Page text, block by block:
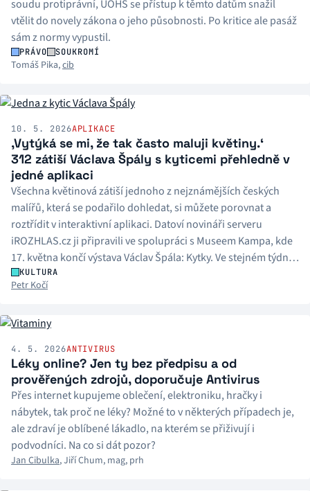
soudu protiprávní, ÚOHS se přístup k těmto datům snažil
vtělit do novely zákona o jeho působnosti. Po kritice ale pasáž
sám z normy vypustil.
PRÁVO SOUKROMÍ
Tomáš Pika,cib
10. 5. 2026APLIKACE
‚Vytýká se mi, že tak často maluji květiny.‘
312 zátiší Václava Špály s kyticemi přehledně v
jedné aplikaci
Všechna květinová zátiší jednoho z nejznámějších českých
malířů, která se podařilo dohledat, si můžete porovnat a
roztřídit v interaktivní aplikaci. Datoví novináři serveru
iROZHLAS.cz ji připravili ve spolupráci s Museem Kampa, kde
17. května končí výstava Václav Špála: Kytky. Ve stejném týdnu
uplyne od úmrtí výtvarníka 80 let.
KULTURA
Petr Kočí
4. 5. 2026ANTIVIRUS
Léky online? Jen ty bez předpisu a od
prověřených zdrojů, doporučuje Antivirus
Přes internet kupujeme oblečení, elektroniku, hračky i
nábytek, tak proč ne léky? Možné to v některých případech je,
ale zdraví je oblíbené lákadlo, na kterém se přiživují i
podvodníci. Na co si dát pozor?
Jan Cibulka,Jiří Chum, mag, prh